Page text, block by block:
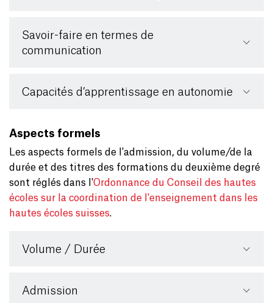
Savoir-faire en termes de
communication
Capacités d’apprentissage en autonomie
Aspects formels
Les aspects formels de l'admission, du volume/de la
durée et des titres des formations du deuxième degré
sont réglés dans l'Ordonnance du Conseil des hautes
écoles sur la coordination de l'enseignement dans les
hautes écoles suisses.
Volume / Durée
Admission